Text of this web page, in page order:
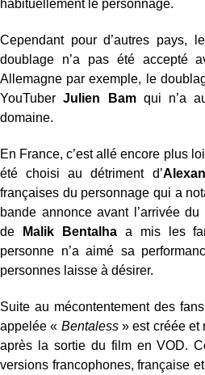
habituellement le personnage.
Cependant pour d’autres pays,
doublage n’a pas été accepté
Allemagne par exemple, le
YouTuberJulien Bamqui n’a
domaine.
En France, c’est allé encore plus
été choisi au détriment d’
françaises du personnage qui a
bande annonce avant l’arrivée
de
Malik Bentalhaa mis les
personne n’a aimé sa
personnes laisse à désirer.
Suite au mécontentement des
appelée « Bentaless» est créée et
après la sortie du film en VOD.
versions francophones, française